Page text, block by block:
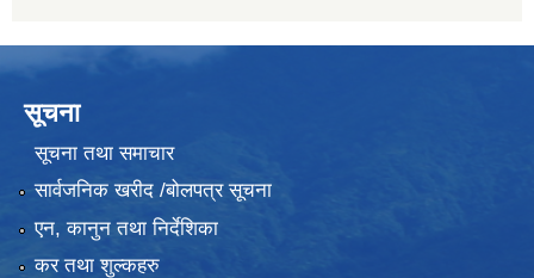
सूचना
सूचना तथा समाचार
सार्वजनिक खरीद /बोलपत्र सूचना
एन, कानुन तथा निर्देशिका
कर तथा शुल्कहरु